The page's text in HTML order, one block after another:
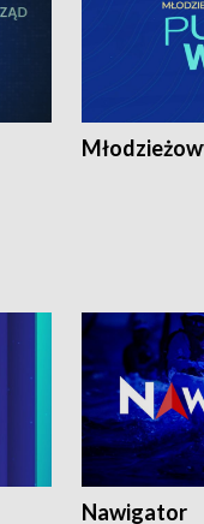
Nawigator